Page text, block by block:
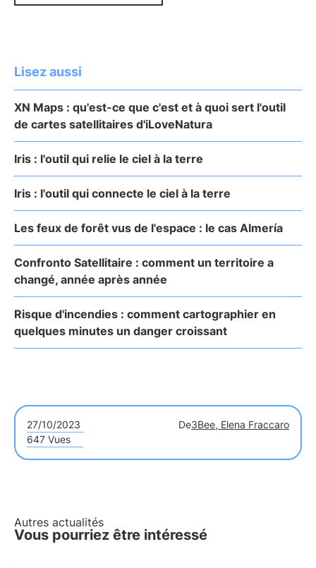
Lisez aussi
XN Maps : qu'est-ce que c'est et à quoi sert l'outil
de cartes satellitaires d'iLoveNatura
Iris : l'outil qui relie le ciel à la terre
Iris : l'outil qui connecte le ciel à la terre
Les feux de forêt vus de l'espace : le cas Almería
Confronto Satellitaire : comment un territoire a
changé, année après année
Risque d'incendies : comment cartographier en
quelques minutes un danger croissant
27/10/2023 De3Bee, Elena Fraccaro
647 Vues
Autres actualités
Vous pourriez être intéressé